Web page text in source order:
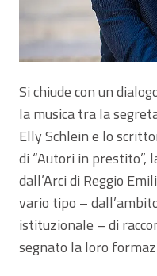
Si chiude con un
la musica tra la
Elly Schlein e lo
di “Autori in prestito”,
dall’Arci di Reggio
vario tipo –
istituzionale – di
segnato la loro